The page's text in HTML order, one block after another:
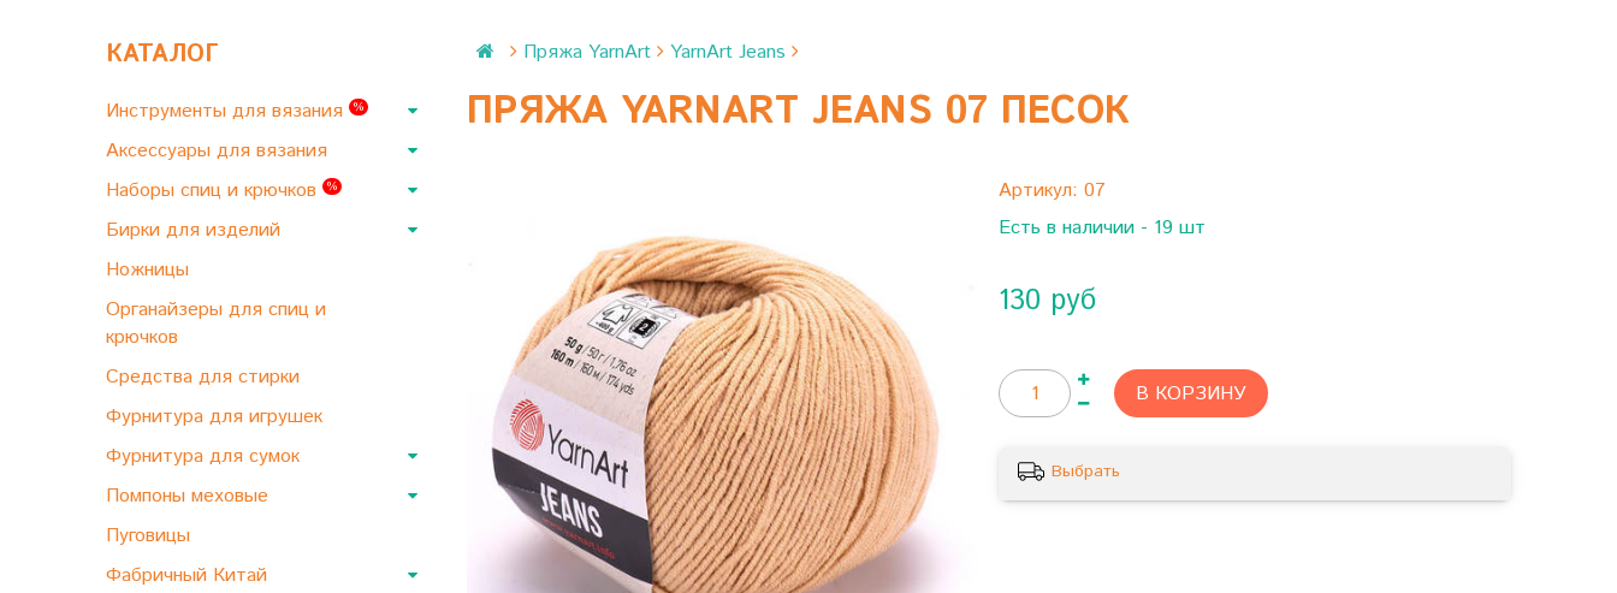
КАТАЛОГ
Инструменты для вязания %
Аксессуары для вязания
Наборы спиц и крючков
%
Бирки для изделий
Ножницы
Органайзеры для спиц и
крючков
Средства для стирки
Фурнитура для игрушек
Фурнитура для сумок
Помпоны меховые
Пуговицы
Фабричный Китай
Пряжа YarnArt YarnArt Jeans
ПРЯЖА YARNART JEANS 07 ПЕСОК
Артикул: 07
Есть в наличии - 19 шт
130 руб
В КОРЗИНУ
Выбрать